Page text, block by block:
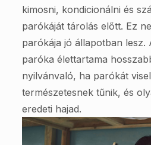
kimosni, kondicionálni és
parókáját tárolás előtt. Ez
parókája jó állapotban lesz.
paróka élettartama
nyilvánvaló, ha parókát
természetesnek tűnik, és
eredeti hajad.